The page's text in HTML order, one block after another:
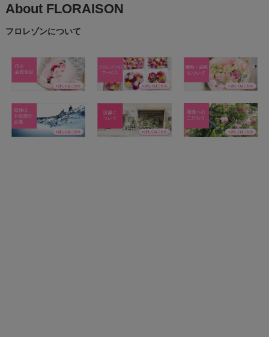
About FLORAISON
フロレゾンについて